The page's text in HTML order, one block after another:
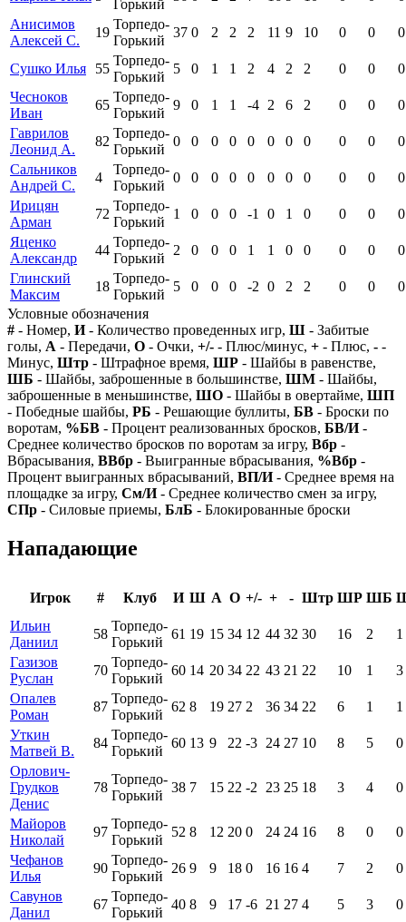
Горький
Анисимов
Алексей С.
19
Торпедо-
Горький
37 0 2 2 2 11 9 10 0 0 0
Сушко Илья 55
Торпедо-
Горький
5 0 1 1 2 4 2 2 0 0
0
Чесноков
Иван
65
Торпедо-
Горький
9 0 1 1 -4 2 6 2 0 0
0
Гаврилов
Леонид А.
82
Торпедо-
Горький
0 0 0 0 0 0 0 0 0 0
0
Сальников
Андрей С.
4
Торпедо-
Горький
0 0 0 0 0 0 0 0 0 0
0
Ирицян
Арман
72
Торпедо-
Горький
1 0 0 0 -1 0 1 0 0 0
0
Яценко
Александр
44
Торпедо-
Горький
2 0 0 0 1 1 0 0 0 0
0
Глинский
Максим
18
Торпедо-
Горький
5 0 0 0 -2 0 2 2 0 0
0
Условные обозначения
# - Номер, И- Количество проведенных игр, Ш - Забитые
голы, А - Передачи, О - Очки, +/- - Плюс/минус, + - Плюс, - -
Минус, Штр - Штрафное время, ШР - Шайбы в равенстве,
ШБ - Шайбы, заброшенные в большинстве, ШМ - Шайбы,
заброшенные в меньшинстве, ШО - Шайбы в овертайме, ШП
- Победные шайбы, РБ - Решающие буллиты, БВ - Броски по
воротам, %БВ - Процент реализованных бросков, БВ/И-
Среднее количество бросков по воротам за игру, Вбр -
Вбрасывания, ВВбр - Выигранные вбрасывания, %Вбр -
Процент выигранных вбрасываний, ВП/И- Среднее время на
площадке за игру, См/И- Среднее количество смен за игру,
СПр - Силовые приемы, БлБ - Блокированные броски
Нападающие
Игрок # Клуб И Ш А О +/- + - Штр ШР ШБ
Ильин
Даниил
58
Торпедо-
Горький
61 19 15 34 12 44 32 30 16 2
1
Газизов
Руслан
70
Торпедо-
Горький
60 14 20 34 22 43 21 22 10 1
3
Опалев
Роман
87
Торпедо-
Горький
62 8 19 27 2 36 34 22 6 1
1
Уткин
Матвей В.
84
Торпедо-
Горький
60 13 9 22 -3 24 27 10 8 5
0
Орлович-
Грудков
Денис
78
Торпедо-
Горький
38 7 15 22 -2 23 25 18 3 4 0
Майоров
Николай
97
Торпедо-
Горький
52 8 12 20 0 24 24 16 8 0
0
Чефанов
Илья
90
Торпедо-
Горький
26 9 9 18 0 16 16 4 7 2
0
Савунов
Данил
67
Торпедо-
Горький
40 8 9 17 -6 21 27 4 5 3
0